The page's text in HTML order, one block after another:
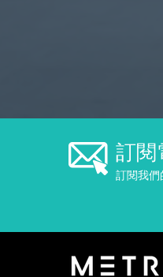
訂閱
訂閱我們